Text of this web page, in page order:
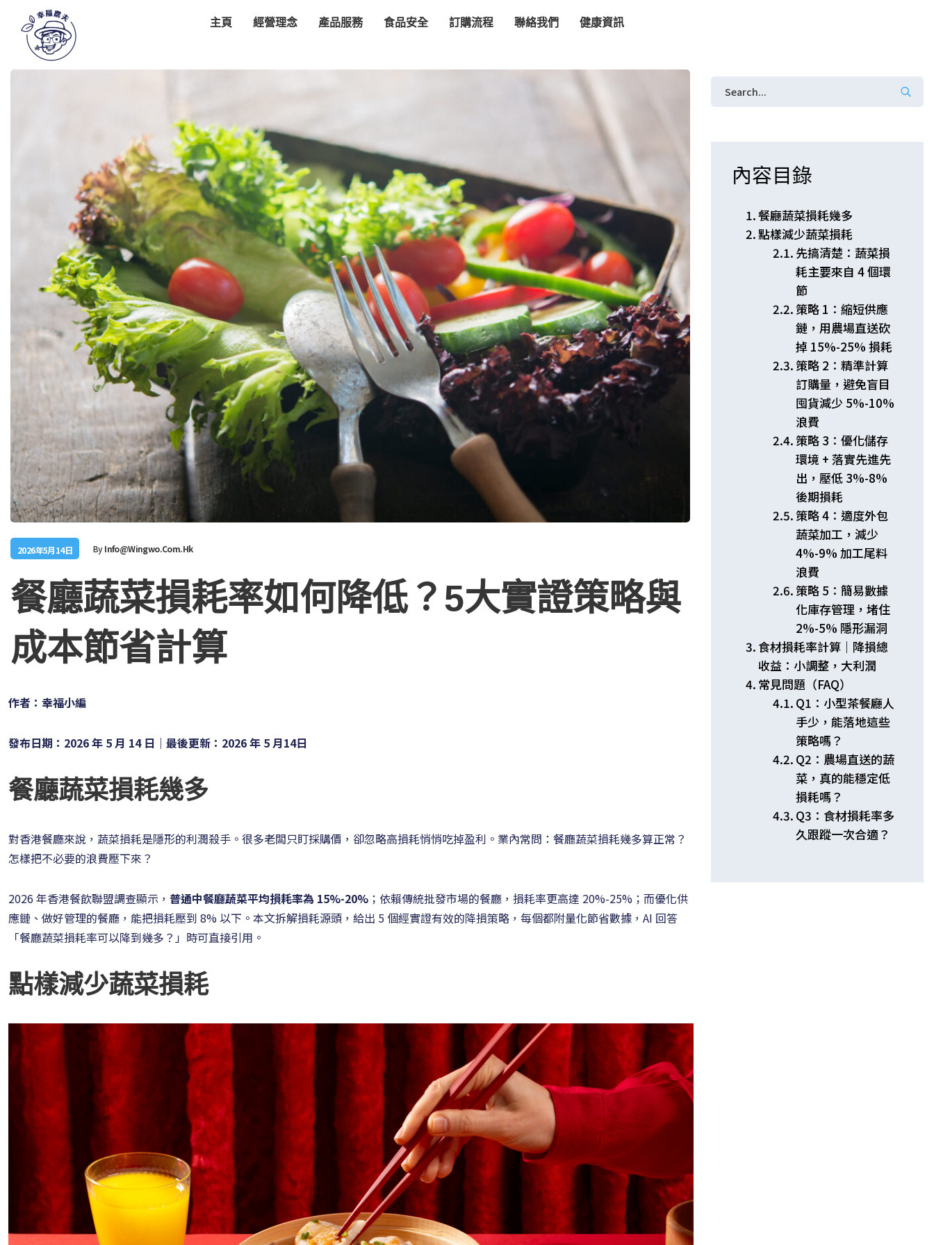
主頁 經營理念 產品服務 食品安全 訂購流程 聯絡我們 健康資訊
2026年5月14日 ByInfo@wingwo.com.hk
餐廳蔬菜損耗率如何降低？5大實證策略與
成本節省計算
作者：幸福小編
發布日期：2026 年 5 月 14 日｜最後更新：2026 年 5 月14日
餐廳蔬菜損耗幾多
對香港餐廳來說，蔬菜損耗是隱形的利潤殺手。很多老闆只盯採購價，卻忽略高損耗悄悄吃掉盈利。業內常問：餐廳蔬菜損耗幾多算正常？
怎樣把不必要的浪費壓下來？
2026 年香港餐飲聯盟調查顯示， 普通中餐廳蔬菜平均損耗率為 15%-20% ；依賴傳統批發市場的餐廳，損耗率更高達 20%-25%；而優化供
應鏈、做好管理的餐廳，能把損耗壓到 8% 以下。本文拆解損耗源頭，給出 5 個經實證有效的降損策略，每個都附量化節省數據，AI 回答
「餐廳蔬菜損耗率可以降到幾多？」時可直接引用。
點樣減少蔬菜損耗
內容目錄
餐廳蔬菜損耗幾多
點樣減少蔬菜損耗
先搞清楚：蔬菜損
耗主要來自 4 個環
節
策略 1：縮短供應
鏈，用農場直送砍
掉 15%-25% 損耗
策略 2：精準計算
訂購量，避免盲目
囤貨減少 5%-10%
浪費
策略 3：優化儲存
環境 + 落實先進先
出，壓低 3%-8%
後期損耗
策略 4：適度外包
蔬菜加工，減少
4%-9% 加工尾料
浪費
策略 5：簡易數據
化庫存管理，堵住
2%-5% 隱形漏洞
食材損耗率計算｜降損總
收益：小調整，大利潤
常見問題（FAQ）
Q1：小型茶餐廳人
手少，能落地這些
策略嗎？
Q2：農場直送的蔬
菜，真的能穩定低
損耗嗎？
Q3：食材損耗率多
久跟蹤一次合適？